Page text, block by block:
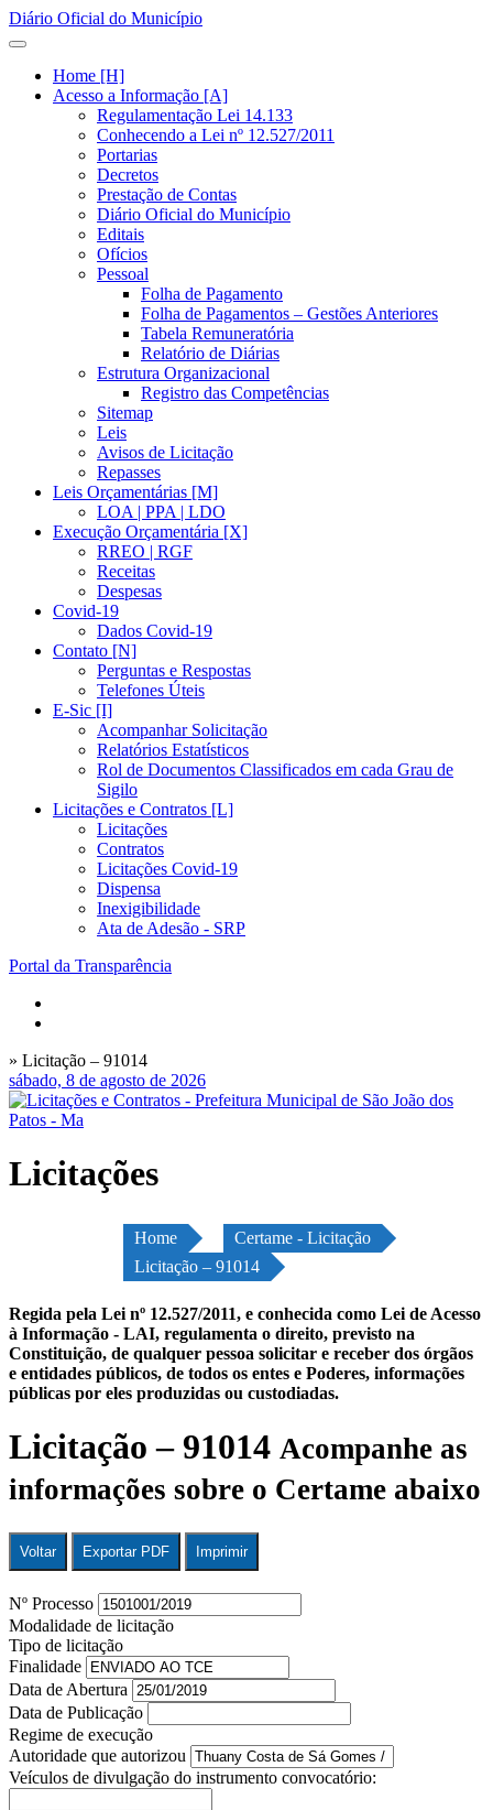
Diário Oficial do Município
Home [H]
Acesso a Informação [A]
Regulamentação Lei 14.133
Conhecendo a Lei nº 12.527/2011
Portarias
Decretos
Prestação de Contas
Diário Oficial do Município
Editais
Ofícios
Pessoal
Folha de Pagamento
Folha de Pagamentos – Gestões Anteriores
Tabela Remuneratória
Relatório de Diárias
Estrutura Organizacional
Registro das Competências
Sitemap
Leis
Avisos de Licitação
Repasses
Leis Orçamentárias [M]
LOA | PPA | LDO
Execução Orçamentária [X]
RREO | RGF
Receitas
Despesas
Covid-19
Dados Covid-19
Contato [N]
Perguntas e Respostas
Telefones Úteis
E-Sic [I]
Acompanhar Solicitação
Relatórios Estatísticos
Rol de Documentos Classificados em cada Grau de
Sigilo
Licitações e Contratos [L]
Licitações
Contratos
Licitações Covid-19
Dispensa
Inexigibilidade
Ata de Adesão - SRP
Portal da Transparência
» Licitação – 91014
sábado, 8 de agosto de 2026
Licitações
Home
Certame - Licitação
Licitação – 91014
Regida pela Lei nº 12.527/2011, e conhecida como Lei de Acesso
à Informação - LAI, regulamenta o direito, previsto na
Constituição, de qualquer pessoa solicitar e receber dos órgãos
e entidades públicos, de todos os entes e Poderes, informações
públicas por eles produzidas ou custodiadas.
Licitação – 91014 Acompanhe as
informações sobre o Certame abaixo
Voltar Exportar PDF Imprimir
Nº Processo
Modalidade de licitação
Tipo de licitação
Finalidade
Data de Abertura
Data de Publicação
Regime de execução
Autoridade que autorizou
Veículos de divulgação do instrumento convocatório: